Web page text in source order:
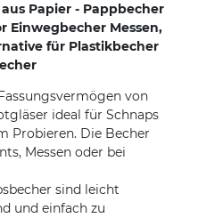
Papier - Pappbecher
Einwegbecher Messen,
für Plastikbecher
von
ideal für Schnaps
Probieren. Die Becher
Messen oder bei
sind leicht
und einfach zu